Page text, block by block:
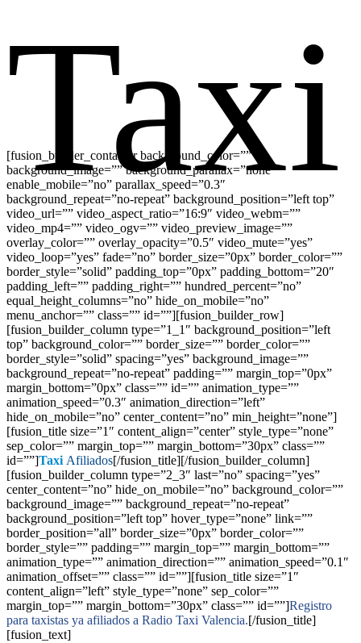
Taxi
[fusion_builder_container background_color=””
background_image=”” background_parallax=”none”
enable_mobile=”no” parallax_speed=”0.3″
background_repeat=”no-repeat” background_position=”left top”
video_url=”” video_aspect_ratio=”16:9″ video_webm=””
video_mp4=”” video_ogv=”” video_preview_image=””
overlay_color=”” overlay_opacity=”0.5″ video_mute=”yes”
video_loop=”yes” fade=”no” border_size=”0px” border_color=””
border_style=”solid” padding_top=”0px” padding_bottom=”20″
padding_left=”” padding_right=”” hundred_percent=”no”
equal_height_columns=”no” hide_on_mobile=”no”
menu_anchor=”” class=”” id=””][fusion_builder_row]
[fusion_builder_column type=”1_1″ background_position=”left
top” background_color=”” border_size=”” border_color=””
border_style=”solid” spacing=”yes” background_image=””
background_repeat=”no-repeat” padding=”” margin_top=”0px”
margin_bottom=”0px” class=”” id=”” animation_type=””
animation_speed=”0.3″ animation_direction=”left”
hide_on_mobile=”no” center_content=”no” min_height=”none”]
[fusion_title size=”1″ content_align=”center” style_type=”none”
sep_color=”” margin_top=”” margin_bottom=”30px” class=””
id=””]TaxiAfiliados[/fusion_title][/fusion_builder_column]
[fusion_builder_column type=”2_3″ last=”no” spacing=”yes”
center_content=”no” hide_on_mobile=”no” background_color=””
background_image=”” background_repeat=”no-repeat”
background_position=”left top” hover_type=”none” link=””
border_position=”all” border_size=”0px” border_color=””
border_style=”” padding=”” margin_top=”” margin_bottom=””
animation_type=”” animation_direction=”” animation_speed=”0.1″
animation_offset=”” class=”” id=””][fusion_title size=”1″
content_align=”left” style_type=”none” sep_color=””
margin_top=”” margin_bottom=”30px” class=”” id=””]Registro
para taxistas ya afiliados a Radio Taxi Valencia.[/fusion_title]
[fusion_text]